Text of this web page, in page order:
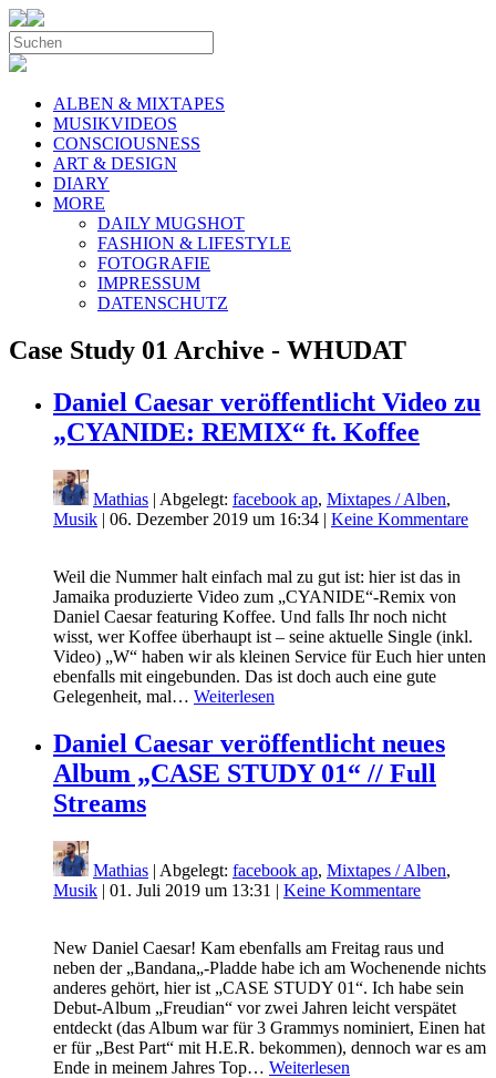
ALBEN & MIXTAPES
MUSIKVIDEOS
CONSCIOUSNESS
ART & DESIGN
DIARY
MORE
DAILY MUGSHOT
FASHION & LIFESTYLE
FOTOGRAFIE
IMPRESSUM
DATENSCHUTZ
Case Study 01 Archive - WHUDAT
Daniel Caesar veröffentlicht Video zu
„CYANIDE: REMIX“ ft. Koffee
Mathias | Abgelegt: facebook ap, Mixtapes / Alben,
Musik | 06. Dezember 2019 um 16:34 | Keine Kommentare
Weil die Nummer halt einfach mal zu gut ist: hier ist das in
Jamaika produzierte Video zum „CYANIDE“-Remix von
Daniel Caesar featuring Koffee. Und falls Ihr noch nicht
wisst, wer Koffee überhaupt ist – seine aktuelle Single (inkl.
Video) „W“ haben wir als kleinen Service für Euch hier unten
ebenfalls mit eingebunden. Das ist doch auch eine gute
Gelegenheit, mal… Weiterlesen
Daniel Caesar veröffentlicht neues
Album „CASE STUDY 01“ // Full
Streams
Mathias | Abgelegt: facebook ap, Mixtapes / Alben,
Musik | 01. Juli 2019 um 13:31 | Keine Kommentare
New Daniel Caesar! Kam ebenfalls am Freitag raus und
neben der „Bandana„-Pladde habe ich am Wochenende nichts
anderes gehört, hier ist „CASE STUDY 01“. Ich habe sein
Debut-Album „Freudian“ vor zwei Jahren leicht verspätet
entdeckt (das Album war für 3 Grammys nominiert, Einen hat
er für „Best Part“ mit H.E.R. bekommen), dennoch war es am
Ende in meinem Jahres Top… Weiterlesen